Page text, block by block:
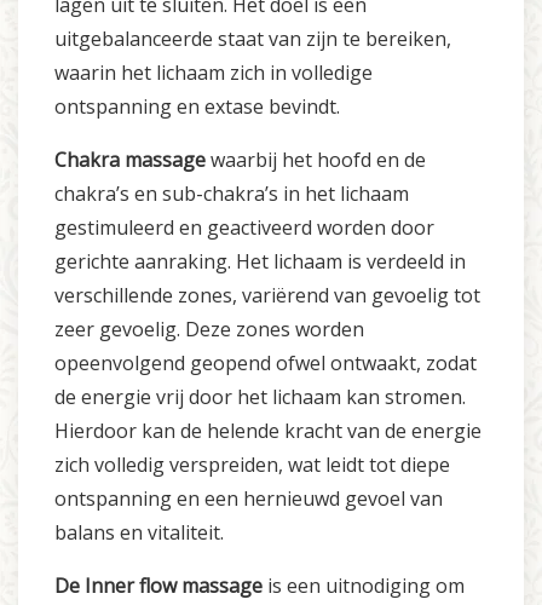
uitgebalanceerde staat van zijn te bereiken,
waarin het lichaam zich in volledige
ontspanning en extase bevindt.
Chakra massagewaarbij het hoofd en de
chakra’s en sub-chakra’s in het lichaam
gestimuleerd en geactiveerd worden door
gerichte aanraking. Het lichaam is verdeeld in
verschillende zones, variërend van gevoelig tot
zeer gevoelig. Deze zones worden
opeenvolgend geopend ofwel ontwaakt, zodat
de energie vrij door het lichaam kan stromen.
Hierdoor kan de helende kracht van de energie
zich volledig verspreiden, wat leidt tot diepe
ontspanning en een hernieuwd gevoel van
balans en vitaliteit.
De Inner flow massage is een uitnodiging om